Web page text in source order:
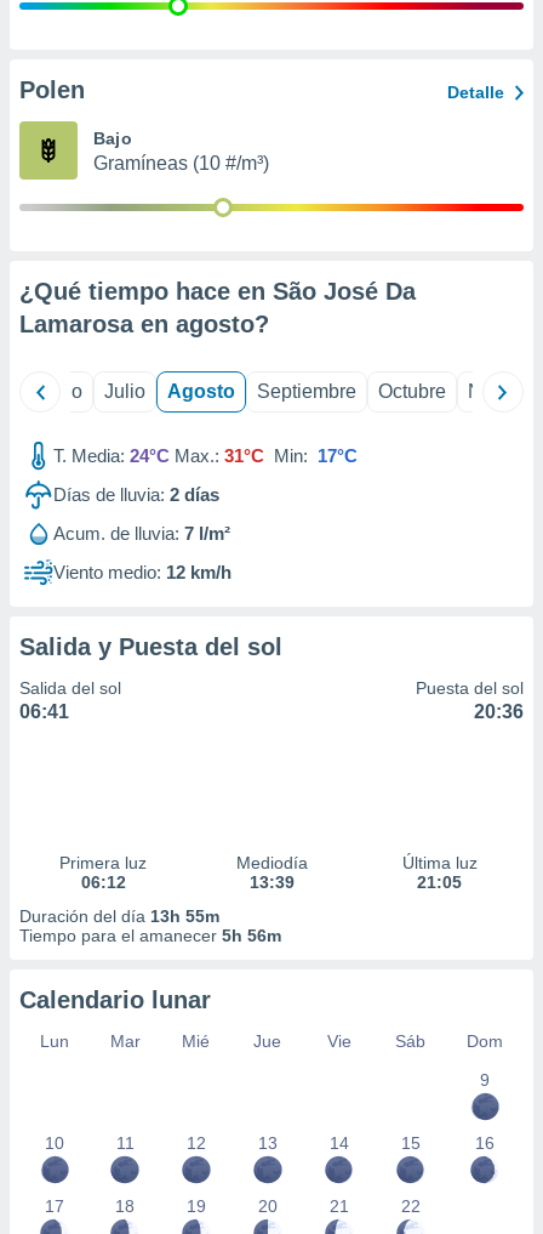
e
publicidad
Polen Detalle
Bajo
Gramíneas (10 #/m³)
¿Qué tiempo hace en São José Da
Lamarosa en agosto?
Junio Julio Agosto Septiembre Octubre
T. Media: 24°C Max.: 31°C Min: 17°C
Días de lluvia: 2 días
Acum. de lluvia: 7 l/m²
Viento medio: 12 km/h
Salida y Puesta del sol
Salida del sol
06:41
Puesta del sol
20:36
Primera luz
06:12
Mediodía
13:39
Última luz
21:05
Duración del día 13h 55m
Tiempo para el amanecer 5h 56m
Calendario lunar
Lun Mar Mié Jue Vie Sáb
Dom
9
10 11 12 13 14 15 16
17 18 19 20 21 22